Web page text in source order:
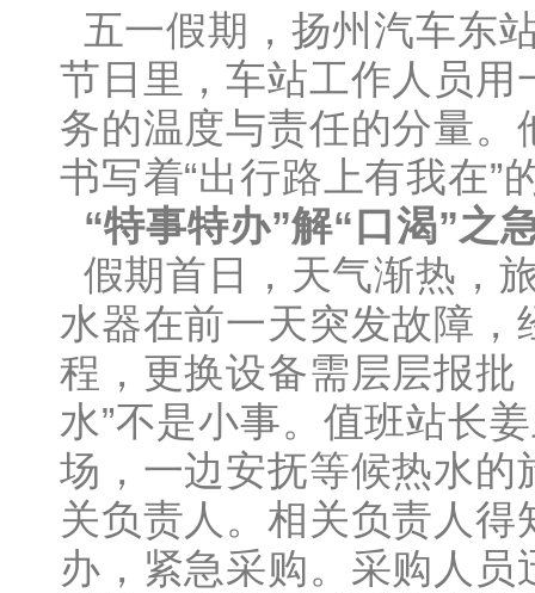
五一假期，扬州汽车东
节日里，车站工作人员用
务的温度与责任的分量
书写着“出行路上有我在”
“特事特办”解“口渴”之
假期首日，天气渐热，
水器在前一天突发故障
程，更换设备需层层报批
水”不是小事。值班站长
场，一边安抚等候热水
关负责人。相关负责人
办，紧急采购。采购人